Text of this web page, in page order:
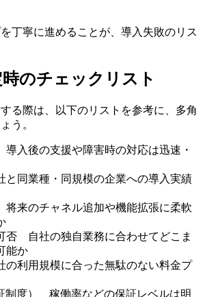
丁寧に進めることが、導入失敗のリス
のチェックリスト
る際は、以下のリストを参考に、多角
う。
入後の支援や障害時の対応は迅速・
同業種・同規模の企業への導入実績
来のチャネル追加や機能拡張に柔軟
否 自社の独自業務に合わせてどこま
能か
利用規模に合った無駄のない料金プ
制度） 稼働率などの保証レベルは明